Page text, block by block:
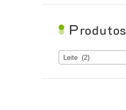
Produtos
Leite (2)